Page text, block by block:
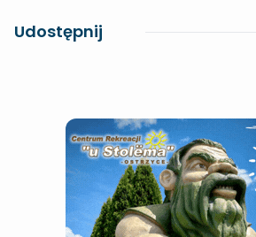
Udostępnij